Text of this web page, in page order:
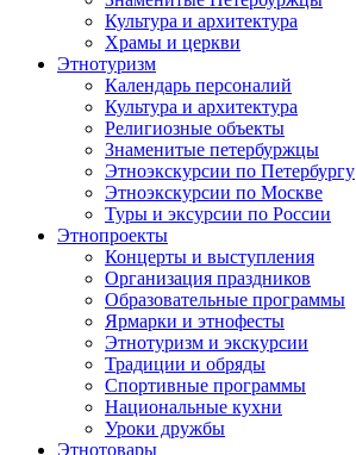
Культура и архитектура
Храмы и церкви
Этнотуризм
Календарь персоналий
Культура и архитектура
Религиозные объекты
Знаменитые петербуржцы
Этноэкскурсии по Петербургу
Этноэкскурсии по Москве
Туры и эксурсии по России
Этнопроекты
Концерты и выступления
Организация праздников
Образовательные программы
Ярмарки и этнофесты
Этнотуризм и экскурсии
Традиции и обряды
Спортивные программы
Национальные кухни
Уроки дружбы
Этнотовары